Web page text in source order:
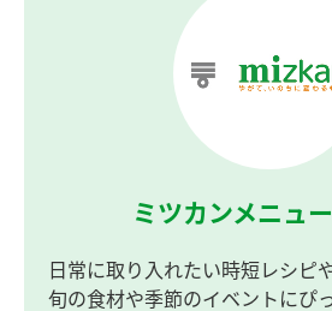
ミツカンメニュ
日常に取り入れたい時短レシピ
旬の食材や季節のイベントにぴ